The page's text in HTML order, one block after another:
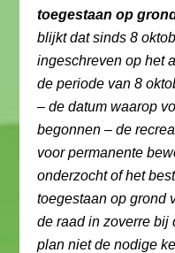
toegestaan op
blijkt dat sinds 8
ingeschreven op het
de periode van 8
– de datum waarop
begonnen – de
voor permanente
onderzocht of het
toegestaan op grond
de raad in zoverre bij
plan niet de nodige